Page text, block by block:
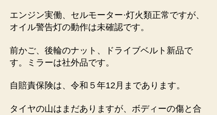
エンジン実働、セルモーター·灯火類正常ですが、
オイル警告灯の動作は未確認です。
前かご、後輪のナット、ドライブベルト新品で
す。ミラーは社外品です。
自賠責保険は、令和５年12月まであります。
タイヤの山はまだありますが、ボディーの傷と合